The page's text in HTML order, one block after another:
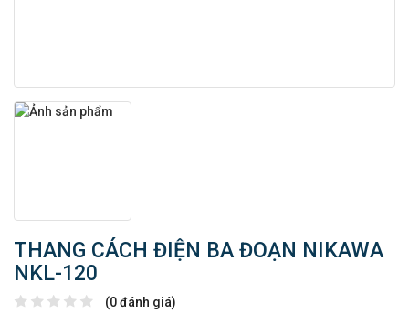
THANG CÁCH ĐIỆN BA ĐOẠN NIKAWA
NKL-120
(0 đánh giá)